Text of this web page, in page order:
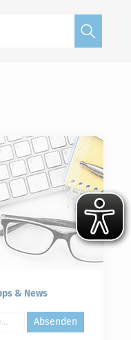
& News
Absenden